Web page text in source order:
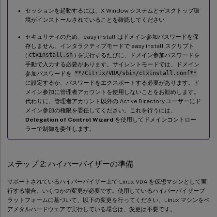
セッションを起動するには、X Window システムとデスクトップ環
境がインストールされていることを確認してください
セキュリティのため、easy install はドメイン参加パスワードを保
存しません。インタラクティブモードで easy install スクリプト
( ctxinstall.sh ) を実行するたびに、ドメイン参加パスワードを
手動で入力する必要があります。サイレントモードでは、ドメイン
参加パスワードを **/Citrix/VDA/sbin/ctxinstall.conf**
に設定するか、パスワードをエクスポートする必要があります。ド
メイン参加に管理者アカウントを使用しないことをお勧めします。
代わりに、管理者アカウント以外の Active Directory ユーザーにド
メイン参加の権限を委任してください。これを行うには、
Delegation of Control Wizard を使用してドメインコントロー
ラーで制御を委任します。
ステップ 2: ハイパーバイザーの準備
サポートされているハイパーバイザー上で Linux VDA を仮想マシンとして実
行する場合、いくつかの変更が必要です。使用しているハイパーバイザープ
ラットフォームに基づいて、以下の変更を行ってください。Linux マシンをベ
アメタルハードウェアで実行している場合は、変更は不要です。